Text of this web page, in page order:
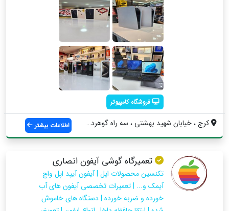
فروشگاه کامپیوتر
کرج ، خيابان شهيد بهشتي ، سه راه گوهردشت... اطلاعات بیشتر
تعمیرگاه گوشی آیفون انصاری
تکنسین محصولات اپل | آیفون آیپد اپل واچ
آیمک و... | تعمیرات تخصصی آیفون های آب
خورده و ضربه خورده | دستگاه های خاموش